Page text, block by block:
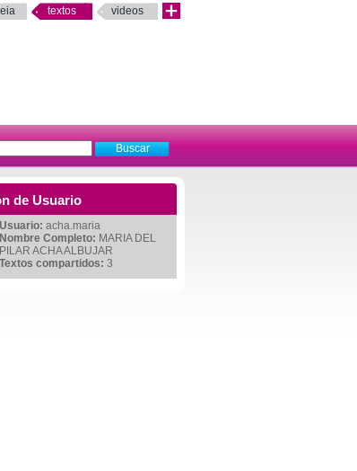
textos videos
de Usuario
Usuario: acha.maria
Nombre Completo: MARIA DEL
PILAR ACHA ALBUJAR
Textos compartidos: 3